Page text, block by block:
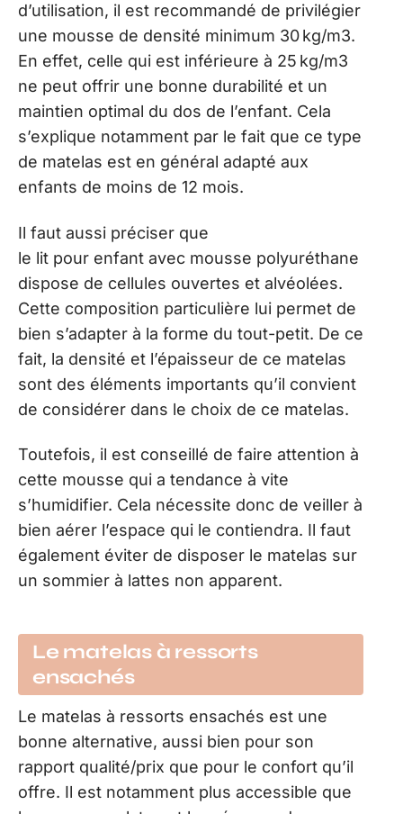
d’utilisation, il est recommandé de privilégier
une mousse de densité minimum 30 kg/m3.
En effet, celle qui est inférieure à 25 kg/m3
ne peut offrir une bonne durabilité et un
maintien optimal du dos de l’enfant. Cela
s’explique notamment par le fait que ce type
de matelas est en général adapté aux
enfants de moins de 12 mois.
Il faut aussi préciser que
le lit pour enfant avec mousse polyuréthane
dispose de cellules ouvertes et alvéolées.
Cette composition particulière lui permet de
bien s’adapter à la forme du tout-petit. De ce
fait, la densité et l’épaisseur de ce matelas
sont des éléments importants qu’il convient
de considérer dans le choix de ce matelas.
Toutefois, il est conseillé de faire attention à
cette mousse qui a tendance à vite
s’humidifier. Cela nécessite donc de veiller à
bien aérer l’espace qui le contiendra. Il faut
également éviter de disposer le matelas sur
un sommier à lattes non apparent.
Le matelas à ressorts
ensachés
Le matelas à ressorts ensachés est une
bonne alternative, aussi bien pour son
rapport qualité/prix que pour le confort qu’il
offre. Il est notamment plus accessible que